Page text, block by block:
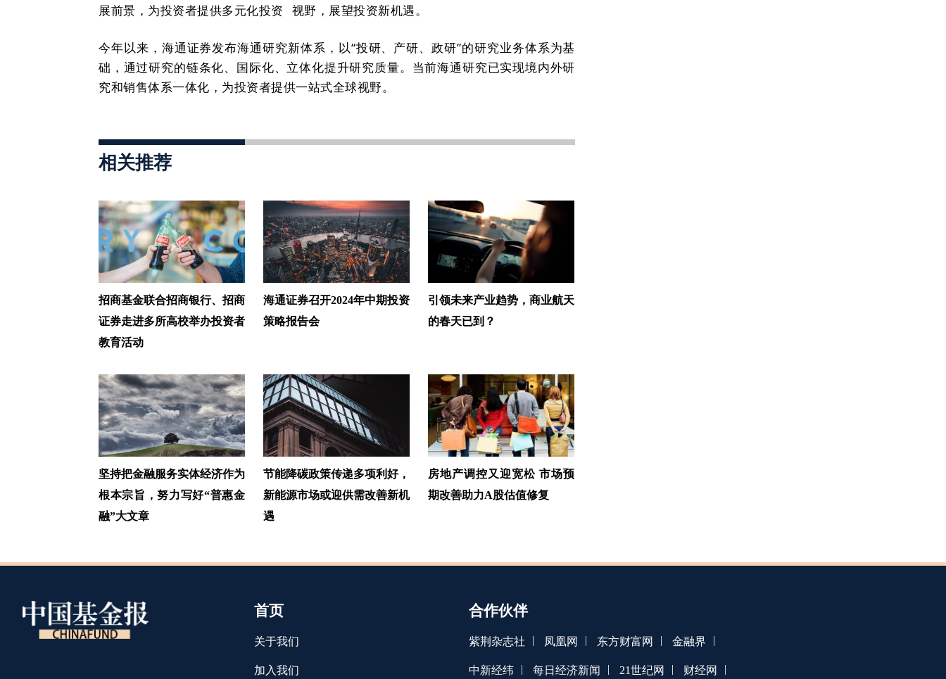
展前景，为投资者提供多元化投资 视野，展望投资新机遇。
今年以来，海通证券发布海通研究新体系，以“投研、产研、政研”的研究业务体系为基
础，通过研究的链条化、国际化、立体化提升研究质量。当前海通研究已实现境内外研
究和销售体系一体化，为投资者提供一站式全球视野。
相关推荐
招商基金联合招商银行、招商
证券走进多所高校举办投资者
教育活动
海通证券召开2024年中期投资
策略报告会
引领未来产业趋势，商业航天
的春天已到？
坚持把金融服务实体经济作为
根本宗旨，努力写好“普惠金
融”大文章
节能降碳政策传递多项利好，
新能源市场或迎供需改善新机
遇
房地产调控又迎宽松 市场预
期改善助力A股估值修复
首页
关于我们
加入我们
合作伙伴
紫荆杂志社 | 凤凰网 | 东方财富网 | 金融界 |
中新经纬 | 每日经济新闻 | 21世纪网 | 财经网 |